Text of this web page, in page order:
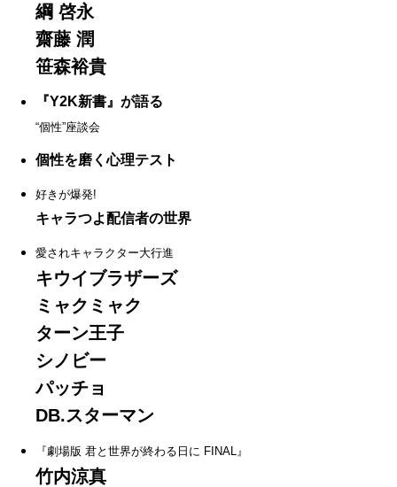
綱 啓永
齋藤 潤
笹森裕貴
『Y2K新書』が語る
“個性”座談会
個性を磨く心理テスト
好きが爆発!
キャラつよ配信者の世界
愛されキャラクター大行進
キウイブラザーズ
ミャクミャク
ターン王子
シノビー
パッチョ
DB.スターマン
『劇場版 君と世界が終わる日に FINAL』
竹内涼真